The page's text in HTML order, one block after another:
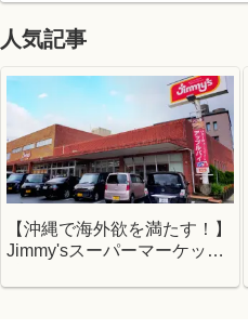
人気記事
【沖縄で海外欲を満たす！】
Jimmy'sスーパーマーケット